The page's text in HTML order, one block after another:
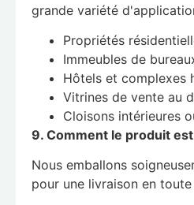
grande variété
Propriétés
Immeubles de
Hôtels et complexes
Vitrines de vente au
Cloisons intérieures
9. Comment le produit
Nous emballons
pour une livraison en